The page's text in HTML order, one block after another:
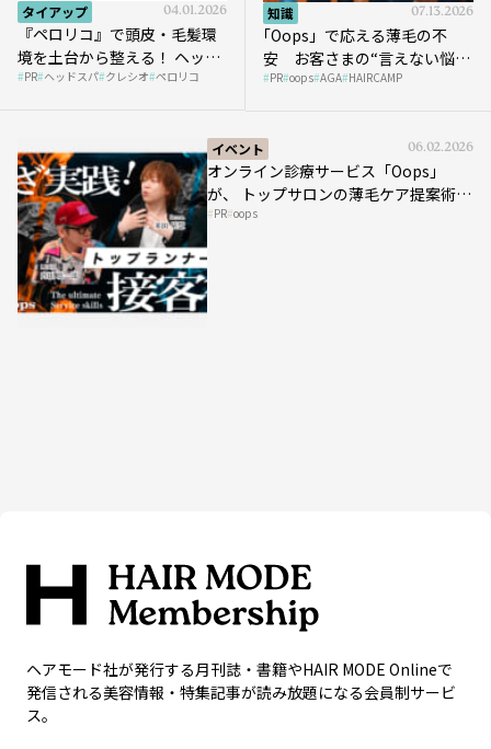
タイアップ 04.01.2026
『ペロリコ』で頭皮・毛髪環
境を土台から整える！ ヘッド
スパ比率1.5倍アップの秘策を
PR ヘッドスパ クレシオ ペロリコ
知識 07.13.2026
｢Oops」で応える薄毛の不
安 お客さまの“言えない悩
み”にどう向き合う？ ＃01
PR oops AGA HAIRCAMP
イベント 06.02.2026
オンライン診療サービス「Oops」
が、 トップサロンの薄毛ケア提案術を
HAIRCAMPで公開！
PR oops
ヘアモード社が発行する月刊誌・書籍やHAIR MODE Onlineで
発信される美容情報・特集記事が読み放題になる会員制サービ
ス。